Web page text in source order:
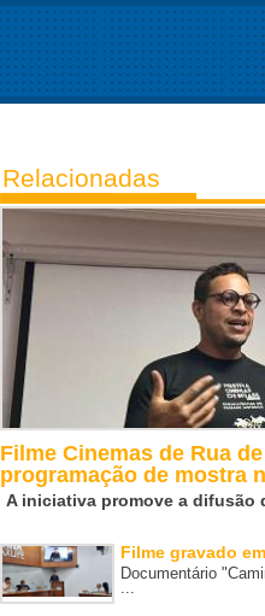
Relacionadas
Filme Cinemas de Rua
programação de mostra
A iniciativa promove a difusão
Filme gravado
Documentário
...